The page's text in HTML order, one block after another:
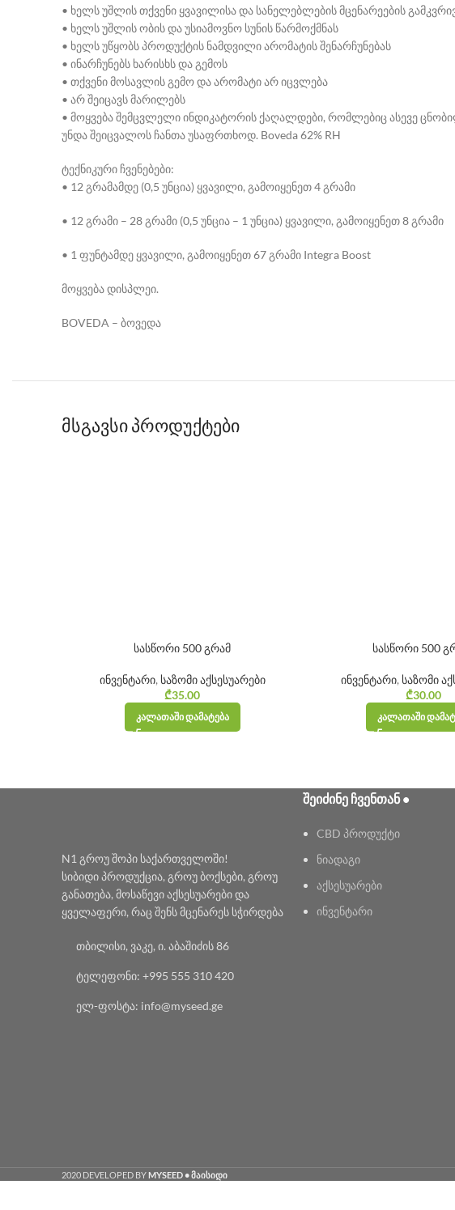
• ხელს უშლის თქვენი ყვავილისა და სანელებლების მცენარეების
• ხელს უშლის ობის და უსიამოვნო სუნის წარმოქმნას
• ხელს უწყობს პროდუქტის ნამდვილი არომატის შენარჩუნებას
• ინარჩუნებს ხარისხს და გემოს
• თქვენი მოსავლის გემო და არომატი არ იცვლება
• არ შეიცავს მარილებს
• მოყვება შემცვლელი ინდიკატორის ქაღალდები, რომლებიც ასევე
უნდა შეიცვალოს ჩანთა უსაფრთხოდ. Boveda 62% RH
ტექნიკური ჩვენებები:
• 12 გრამამდე (0,5 უნცია) ყვავილი, გამოიყენეთ 4 გრამი
• 12 გრამი – 28 გრამი (0,5 უნცია – 1 უნცია) ყვავილი, გამოიყენეთ 8 გრამი
• 1 ფუნტამდე ყვავილი, გამოიყენეთ 67 გრამი Integra Boost
მოყვება დისპლეი.
BOVEDA – ბოვედა
მსგავსი პროდუქტები
სასწორი 500 გრამ
ინვენტარი, საზომი აქსესუარები
₾35.00
ᲙᲐᲚᲐᲗᲐᲨᲘ ᲓᲐᲛᲐᲢᲔᲑᲐ
სასწორი 500
ინვენტარი, საზომი
₾30.00
ᲙᲐᲚᲐᲗᲐᲨᲘ
N1 გროუ შოპი საქართველოში!
სიბიდი პროდუქცია, გროუ ბოქსები, გროუ
განათება, მოსაწევი აქსესუარები და
ყველაფერი, რაც შენს მცენარეს სჭირდება
თბილისი, ვაკე, ი. აბაშიძის 86
ტელეფონი: +995 555 310 420
ელ-ფოსტა: info@myseed.ge
ᲨᲔᲘᲫᲘᲜᲔ ᲩᲕᲔᲜᲗᲐᲜ •
CBD პროდუქტი
ნიადაგი
აქსესუარები
ინვენტარი
2020 DEVELOPED BYMYSEED • მაისიდი